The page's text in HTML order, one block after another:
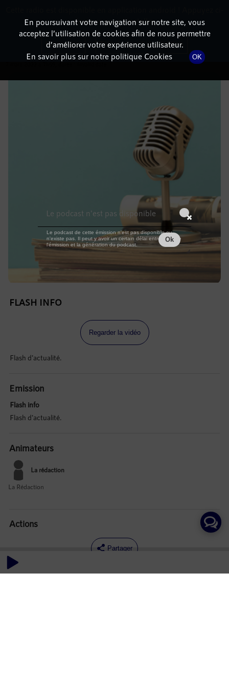
DÉTAILS DE L'ÉMISSION
FLASH INFO
Regarder la vidéo
Flash d'actualité.
Emission
Flash info
Flash d'actualité.
Animateurs
La rédaction
La Rédaction
Actions
Partager
Commentaires
En poursuivant votre navigation sur notre site, vous
acceptez l’utilisation de cookies afin de nous permettre
d’améliorer votre expérience utilisateur.
En savoir plus sur notre politique Cookies
OK
dessous pour l'installer.
Non merci Télécharger l'application
Le podcast n'est pas disponible
Le podcast de cette émission n'est pas disponible ou
n'existe pas. Il peut y avoir un certain délai entre la fin de
l'émission et la génération du podcast.
Ok